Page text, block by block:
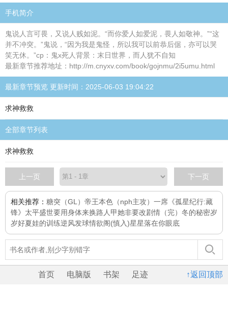
手机简介
鬼说人言可畏，又说人贱如泥。“而你爱人如爱泥，畏人如敬神。”“这
并不冲突。”鬼说，“因为我是鬼怪，所以我可以前恭后倨，亦可以哭
笑无休。”cp：鬼x死人背景：末日世界，而人犹不自知
最新章节推荐地址：http://m.cnyxv.com/book/gojnmu/2i5umu.html
最新章节预览 更新时间：2025-06-03 19:04:22
求神救救
全部章节列表
求神救救
上一页 下一页
相关推荐： 糖突（GL） 帝王本色（nph主攻） 一席 《孤星纪行:藏
锋》 太平盛世要用身体来换路人甲她非要改剧情（完） 冬的秘密岁
岁好夏娃的训练逆风发球情欲阁(慎入)星星落在你眼底
↑返回顶部
首页 电脑版 书架 足迹